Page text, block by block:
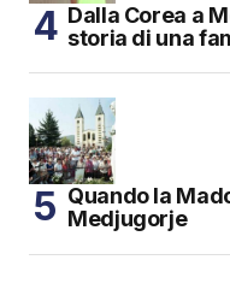
Dalla Corea a
storia di una
Quando la
Medjugorje